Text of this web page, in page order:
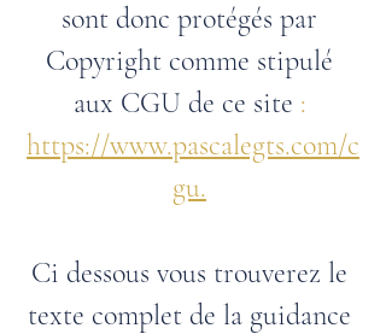
sont donc protégés par
Copyright comme stipulé
aux CGU de ce site :
https://www.pascalegts.com/c
gu.
Ci dessous vous trouverez le
texte complet de la guidance